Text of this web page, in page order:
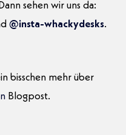
sehen wir uns da:
@insta-whackydesks.
bisschen mehr über
Blogpost.